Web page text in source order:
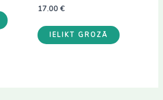
17.00€
IELIKT GROZĀ